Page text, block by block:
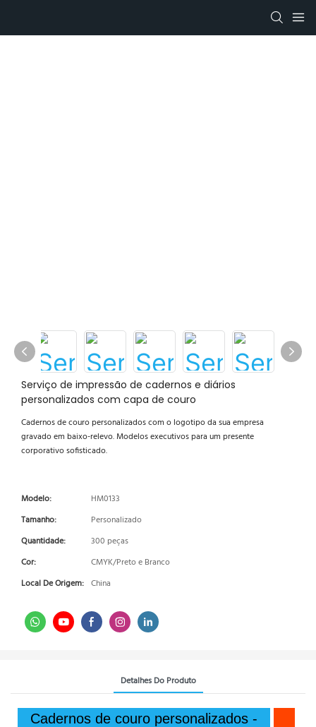
Serviço de impressão de cadernos e diários
personalizados com capa de couro
Cadernos de couro personalizados com o logotipo da sua empresa
gravado em baixo-relevo. Modelos executivos para um presente
corporativo sofisticado.
Modelo:
HM0133
Tamanho:
Personalizado
Quantidade:
300 peças
Cor:
CMYK/Preto e Branco
Local De Origem: China
Detalhes Do Produto
Cadernos de couro personalizados -